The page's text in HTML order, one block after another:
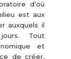
d’où
est aux
auxquels il
Tout
et
de créer,